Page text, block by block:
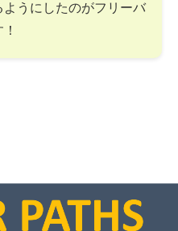
うにしたのがフリーバ